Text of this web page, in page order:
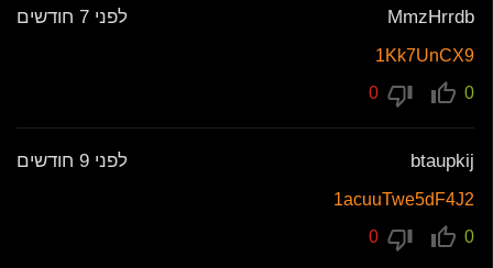
MmzHrrdb לפני 7 חודשים
1Kk7UnCX9
0
btaupkij לפני 9 חודשים
1acuuTwe5dF4J2
0